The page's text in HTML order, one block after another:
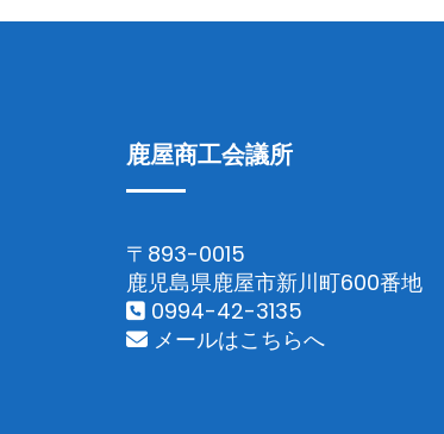
鹿屋商工会議所
〒893-0015
鹿児島県鹿屋市新川町600番地
0994-42-3135
メールはこちらへ